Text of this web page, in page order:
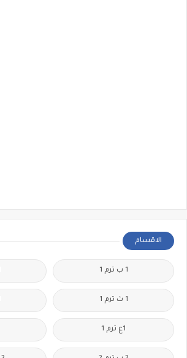
الاقسام
1 ب ترم 1
1 ث ترم 1
1ع ترم 1